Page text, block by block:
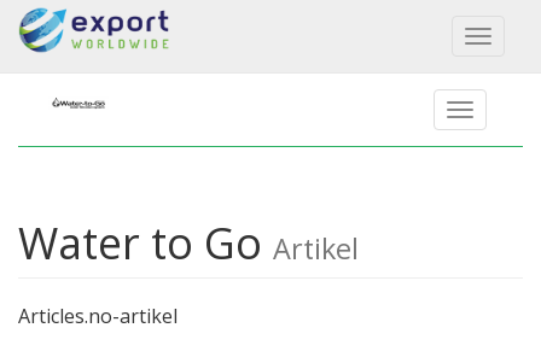
Toggle
Water to Go Artikel
Articles.no-artikel